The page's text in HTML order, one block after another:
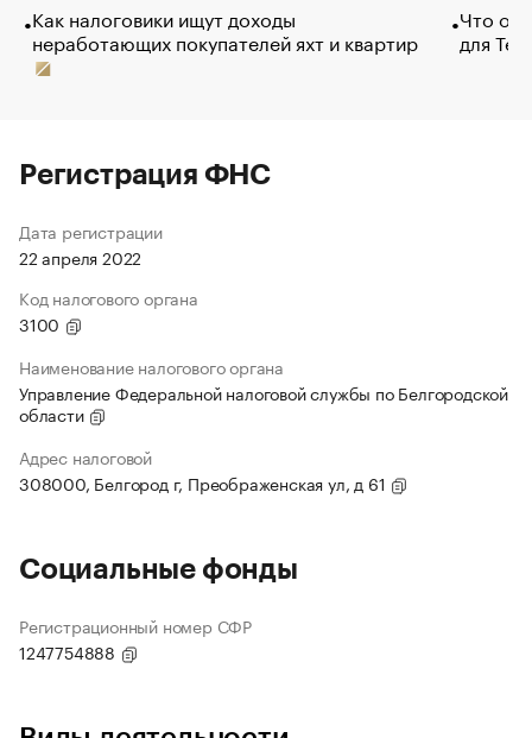
Как налоговики ищут доходы
неработающих покупателей яхт и квартир
Что
для
Регистрация ФНС
Дата регистрации
22 апреля 2022
Код налогового органа
3100
Наименование налогового органа
Управление Федеральной налоговой службы по Белгородской
области
Адрес налоговой
308000, Белгород г, Преображенская ул, д 61
Социальные фонды
Регистрационный номер СФР
1247754888